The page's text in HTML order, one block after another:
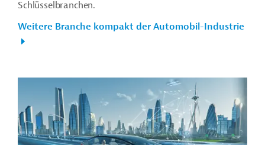
Schlüsselbranchen.
Weitere Branche kompakt der Automobil-Industrie